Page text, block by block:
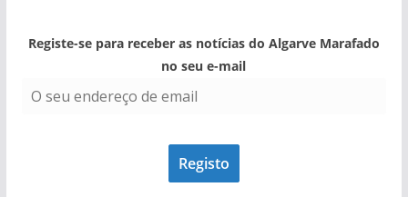
Registe-se para receber as notícias do Algarve Marafado
no seu e-mail